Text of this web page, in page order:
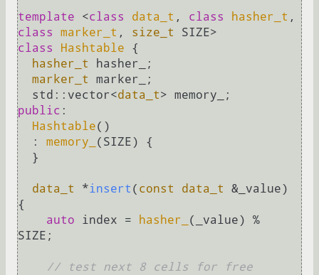
template <class data_t , class hasher_t
,
class
marker_t , size_t
class
Hashtable {
hasher_t
hasher_;
marker_t
marker_;
  std::vector<
data_t
public :
Hashtable()
  :
memory_
(SIZE) {
data_t *insert ( const data_t
&_value)
{
auto index = hasher_
(_value) %
SIZE;
// test next 8 cells for free